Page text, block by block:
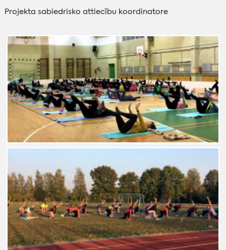
Projekta sabiedrisko attiecību koordinatore